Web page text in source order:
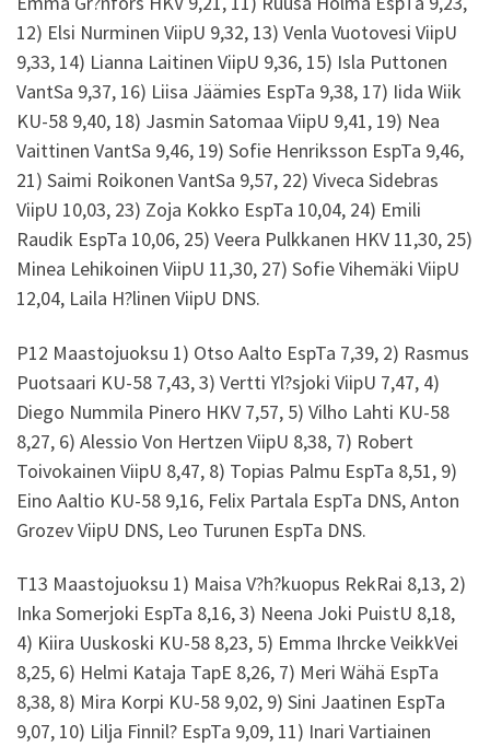
12) Elsi Nurminen ViipU 9,32, 13) Venla Vuotovesi ViipU
9,33, 14) Lianna Laitinen ViipU 9,36, 15) Isla Puttonen
VantSa 9,37, 16) Liisa Jäämies EspTa 9,38, 17) Iida Wiik
KU-58 9,40, 18) Jasmin Satomaa ViipU 9,41, 19) Nea
Vaittinen VantSa 9,46, 19) Sofie Henriksson EspTa 9,46,
21) Saimi Roikonen VantSa 9,57, 22) Viveca Sidebras
ViipU 10,03, 23) Zoja Kokko EspTa 10,04, 24) Emili
Raudik EspTa 10,06, 25) Veera Pulkkanen HKV 11,30, 25)
Minea Lehikoinen ViipU 11,30, 27) Sofie Vihemäki ViipU
12,04, Laila H?linen ViipU DNS.
P12 Maastojuoksu 1) Otso Aalto EspTa 7,39, 2) Rasmus
Puotsaari KU-58 7,43, 3) Vertti Yl?sjoki ViipU 7,47, 4)
Diego Nummila Pinero HKV 7,57, 5) Vilho Lahti KU-58
8,27, 6) Alessio Von Hertzen ViipU 8,38, 7) Robert
Toivokainen ViipU 8,47, 8) Topias Palmu EspTa 8,51, 9)
Eino Aaltio KU-58 9,16, Felix Partala EspTa DNS, Anton
Grozev ViipU DNS, Leo Turunen EspTa DNS.
T13 Maastojuoksu 1) Maisa V?h?kuopus RekRai 8,13, 2)
Inka Somerjoki EspTa 8,16, 3) Neena Joki PuistU 8,18,
4) Kiira Uuskoski KU-58 8,23, 5) Emma Ihrcke VeikkVei
8,25, 6) Helmi Kataja TapE 8,26, 7) Meri Wähä EspTa
8,38, 8) Mira Korpi KU-58 9,02, 9) Sini Jaatinen EspTa
9,07, 10) Lilja Finnil? EspTa 9,09, 11) Inari Vartiainen